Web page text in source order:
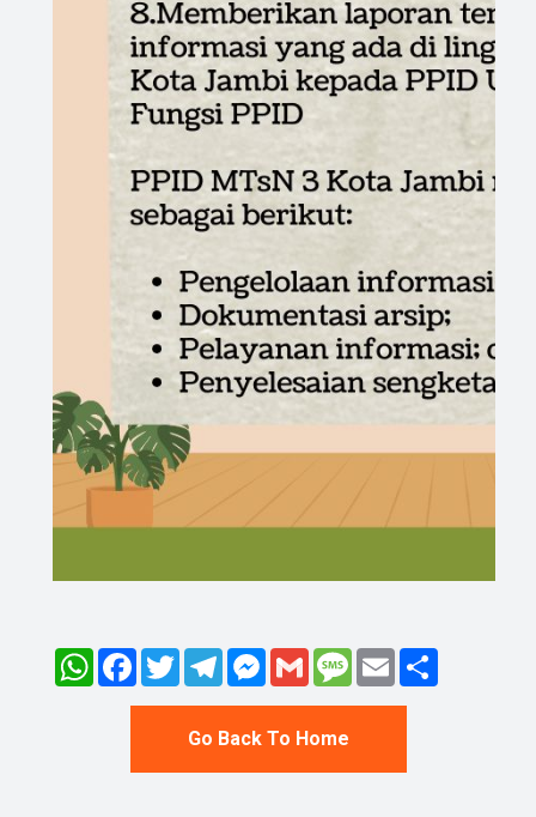
WhatsAppFacebook
TwitterTelegramMessenger
Gmail Message
Email
Go Back To Home